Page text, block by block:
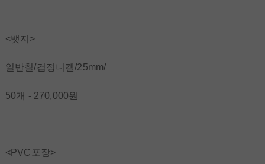
<뱃지>
일반칠/검정니켈/25mm/
50개 - 270,000원
<PVC포장>